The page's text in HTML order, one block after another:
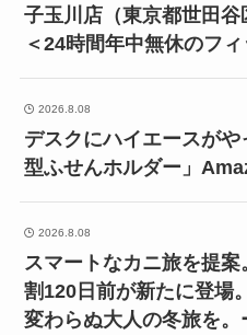
子玉川店（東京都世田谷
＜24時間年中無休のフ
2026.8.08
デスクにハイエースが
型ふせんホルダー」
2026.8.08
スマートなカニ旅を提
割120日前が新たに登場
変わらぬ大人の冬旅を